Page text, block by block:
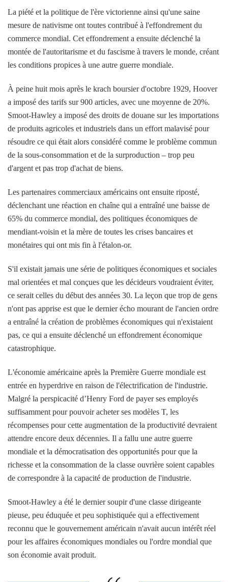
La piété et la politique de l'ère victorienne ainsi qu'une saine
mesure de nativisme ont toutes contribué à l'effondrement du
commerce mondial. Cet effondrement a ensuite déclenché la
montée de l'autoritarisme et du fascisme à travers le monde, créant
les conditions propices à une autre guerre mondiale.
À peine huit mois après le krach boursier d'octobre 1929, Hoover
a imposé des tarifs sur 900 articles, avec une moyenne de 20%.
Smoot-Hawley a imposé des droits de douane sur les importations
de produits agricoles et industriels dans un effort malavisé pour
résoudre ce qui était alors considéré comme le problème commun
de la sous-consommation et de la surproduction – trop peu
d'argent et pas trop d'achat de biens.
Les partenaires commerciaux américains ont ensuite riposté,
déclenchant une réaction en chaîne qui a entraîné une baisse de
65% du commerce mondial, des politiques économiques de
mendiant-voisin et la mère de toutes les crises bancaires et
monétaires qui ont mis fin à l'étalon-or.
S'il existait jamais une série de politiques économiques et sociales
mal orientées et mal conçues que les décideurs voudraient éviter,
ce serait celles du début des années 30. La leçon que trop de gens
n'ont pas apprise est que le dernier écho mourant de l'ancien ordre
a entraîné la création de problèmes économiques qui n'existaient
pas, ce qui a ensuite déclenché un effondrement économique
catastrophique.
L'économie américaine après la Première Guerre mondiale est
entrée en hyperdrive en raison de l'électrification de l'industrie.
Malgré la perspicacité d’Henry Ford de payer ses employés
suffisamment pour pouvoir acheter ses modèles T, les
récompenses pour cette augmentation de la productivité devraient
attendre encore deux décennies. Il a fallu une autre guerre
mondiale et la démocratisation des opportunités pour que la
richesse et la consommation de la classe ouvrière soient capables
de correspondre à la capacité de production de l'industrie.
Smoot-Hawley a été le dernier soupir d'une classe dirigeante
pieuse, peu éduquée et peu sophistiquée qui a effectivement
reconnu que le gouvernement américain n'avait aucun intérêt réel
pour les affaires économiques mondiales ou l'ordre mondial que
son économie avait produit.